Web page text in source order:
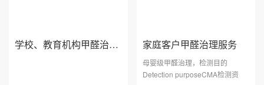
学校、教育机构甲醛治理服务 家庭客户甲醛治理服务
母婴级甲醛治理，检测目的
Detection purposeCMA检测资